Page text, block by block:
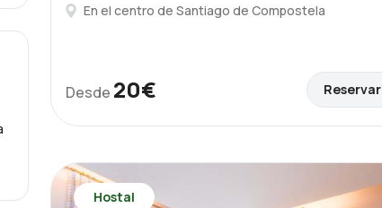
En el centro de Santiago de Compostela
Desde 20€ Reservar
Hostal